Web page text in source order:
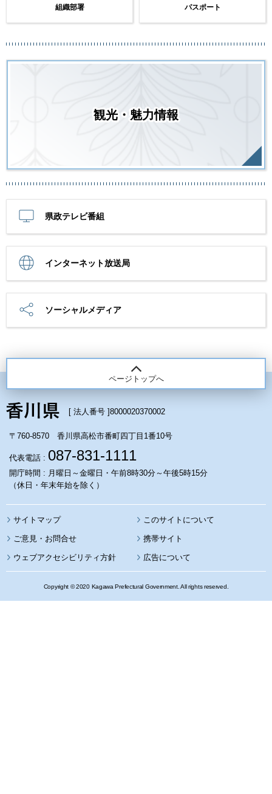
組織部署 パスポート
観光・魅力情報
県政テレビ番組
インターネット放送局
ソーシャルメディア
ページトップへ
[ 法人番号 ]8000020370002
〒760-8570 香川県高松市番町四丁目1番10号
代表電話 : 087-831-1111
開庁時間 : 月曜日～金曜日・午前8時30分～午後5時15分
（休日・年末年始を除く）
サイトマップ このサイトについて
携帯サイト
ウェブアクセシビリティ方針 広告について
Copyright © 2020 Kagawa Prefectural Government. All rights reserved.